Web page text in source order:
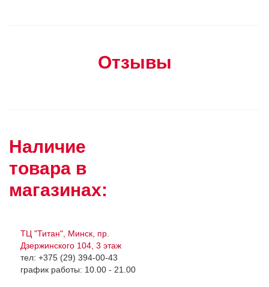
Отзывы
Наличие
товара в
магазинах:
ТЦ "Титан", Минск, пр.
Дзержинского 104, 3 этаж
тел: +375 (29) 394-00-43
график работы: 10.00 - 21.00